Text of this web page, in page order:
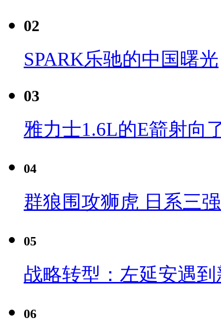
02
SPARK乐驰的中国曙光
03
雅力士1.6L的E箭射向
04
群狼围攻狮虎 日系三
05
战略转型：左延安遇
06